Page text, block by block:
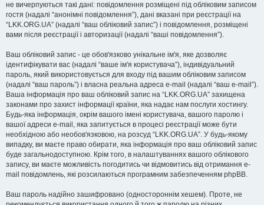
не вичерпуються такі дані: повідомлення розміщені під обліковим записом
гостя (надалі “анонімні повідомлення”), дані вказані при реєстрації на
“LKK.ORG.UA” (надалі “ваш обліковий запис”) і повідомлення, розміщені
вами після реєстрації і авторизації (надалі “ваші повідомлення”).
Ваш обліковий запис - це обов'язково унікальне ім'я, яке дозволяє
ідентифікувати вас (надалі “ваше ім'я користувача”), індивідуальний
пароль, який використовується для входу під вашим обліковим записом
(надалі “ваш пароль”) і власна реальна адреса e-mail (надалі “ваш e-mail”).
Ваша інформація про ваш обліковий запис на “LKK.ORG.UA” захищена
законами про захист інформації країни, яка надає нам послуги хостингу.
Будь-яка інформація, окрім вашого імені користувача, вашого паролю і
вашої адреси e-mail, яка запитується в процесі реєстрації може бути
необхідною або необов'язковою, на розсуд “LKK.ORG.UA”. У будь-якому
випадку, ви маєте право обирати, яка інформація про ваш обліковий запис
буде загальнодоступною. Крім того, в налаштуваннях вашого облікового
запису, ви маєте можливість погодитись чи відмовитись від отримання e-
mail повідомлень, які розсилаються програмним забезпеченням phpBB.
Ваш пароль надійно зашифровано (одностороннім хешем). Проте, не